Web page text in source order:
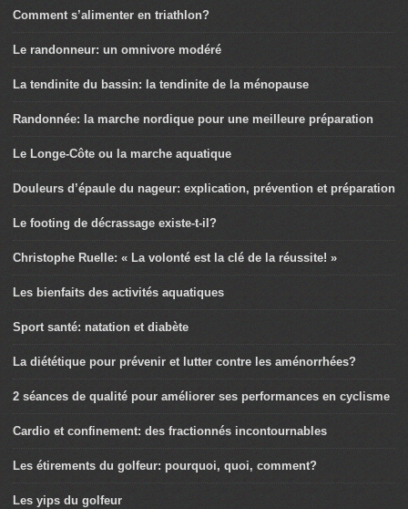
Comment s’alimenter en triathlon?
Le randonneur: un omnivore modéré
La tendinite du bassin: la tendinite de la ménopause
Randonnée: la marche nordique pour une meilleure préparation
Le Longe-Côte ou la marche aquatique
Douleurs d’épaule du nageur: explication, prévention et préparation
Le footing de décrassage existe-t-il?
Christophe Ruelle: « La volonté est la clé de la réussite! »
Les bienfaits des activités aquatiques
Sport santé: natation et diabète
La diététique pour prévenir et lutter contre les aménorrhées?
2 séances de qualité pour améliorer ses performances en cyclisme
Cardio et confinement: des fractionnés incontournables
Les étirements du golfeur: pourquoi, quoi, comment?
Les yips du golfeur